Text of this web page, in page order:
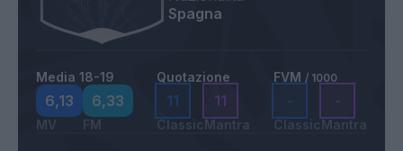
Spagna
Media 18-19
6,13
MV
6,33
FM
Quotazione
11
Classic
11
Mantra
FVM / 1000
-
Classic
-
Mantra